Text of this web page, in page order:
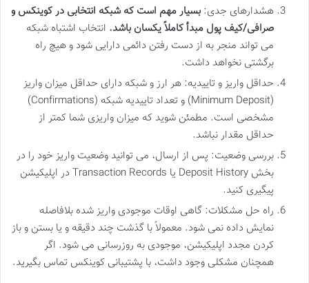
هشدارهای جدی: بسیار مهم است که شبکه انتخابی در کوینکس و
صرافی/کیف پول مبدأ کاملاً یکسان باشد. انتخاب اشتباه شبکه
می تواند منجر به از دست رفتن دائمی دارایی شود و هیچ راه
برگشتی نخواهد داشت.
حداقل واریز و تاییدیه: هر ارز و شبکه دارای حداقل میزان واریز
(Minimum Deposit) و تعداد تاییدیه شبکه (Confirmations)
مشخصی است. مطمئن شوید که میزان واریزی شما کمتر از
حداقل مقدار نباشد.
بررسی وضعیت: پس از ارسال، می توانید وضعیت واریز خود را در
بخش Deposit History یا Transaction Records در اپلیکیشن
پیگیری کنید.
راه حل مشکلات: گاهی اوقات موجودی واریز شده بلافاصله
نمایش داده نمی شود. معمولاً با گذشت چند دقیقه و یا بستن و باز
کردن مجدد اپلیکیشن، موجودی به روزرسانی می شود. اگر
همچنان مشکلی وجود داشت، با پشتیبانی کوینکس تماس بگیرید.